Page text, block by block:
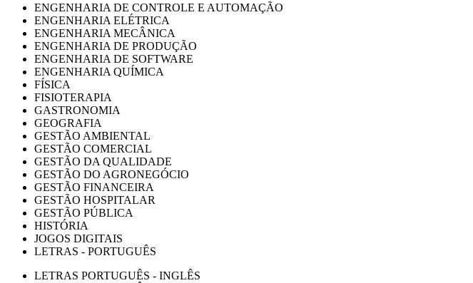
ENGENHARIA DE CONTROLE E AUTOMAÇÃO
ENGENHARIA ELÉTRICA
ENGENHARIA MECÂNICA
ENGENHARIA DE PRODUÇÃO
ENGENHARIA DE SOFTWARE
ENGENHARIA QUÍMICA
FÍSICA
FISIOTERAPIA
GASTRONOMIA
GEOGRAFIA
GESTÃO AMBIENTAL
GESTÃO COMERCIAL
GESTÃO DA QUALIDADE
GESTÃO DO AGRONEGÓCIO
GESTÃO FINANCEIRA
GESTÃO HOSPITALAR
GESTÃO PÚBLICA
HISTÓRIA
JOGOS DIGITAIS
LETRAS - PORTUGUÊS
LETRAS PORTUGUÊS - INGLÊS